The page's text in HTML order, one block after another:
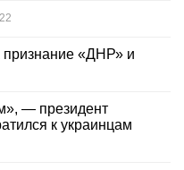
признание «ДНР» и
— президент
к украинцам